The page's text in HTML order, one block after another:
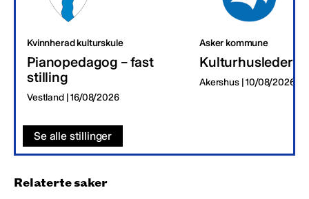
Kvinnherad kulturskule
Pianopedagog – fast
stilling
Vestland | 16/08/2026
Asker kommune
Kulturhusleder
Akershus | 10/08/2026
Se alle stillinger
Relaterte saker